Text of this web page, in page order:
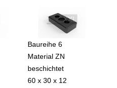
Baureihe 6
Material ZN
beschichtet
60 x 30 x 12